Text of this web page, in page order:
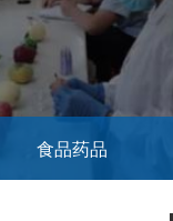
汽车零部件